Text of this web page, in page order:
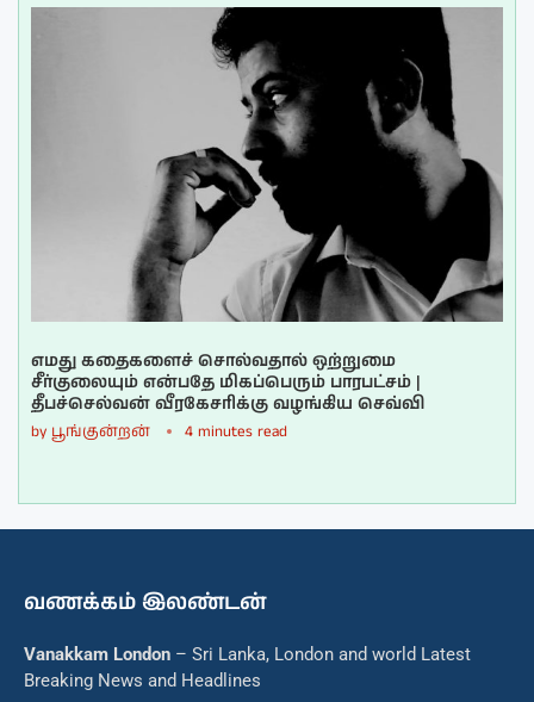
எமது கதைகளைச் சொல்வதால் ஒற்றுமை
சீர்குலையும் என்பதே மிகப்பெரும் பாரபட்சம் |
தீபச்செல்வன் வீரகேசரிக்கு வழங்கிய செவ்வி
by பூங்குன்றன் 4 minutes read
வணக்கம் இலண்டன்
Vanakkam London – Sri Lanka, London and world Latest
Breaking News and Headlines